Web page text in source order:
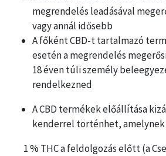
megrendelés leadásával
vagy annál idősebb
A főként CBD-t tartalmazó
esetén a megrendelés
18 éven túli személy
rendelkezned
A CBD termékek előállítása
kenderrel történhet,
1 % THC a feldolgozás előtt (a